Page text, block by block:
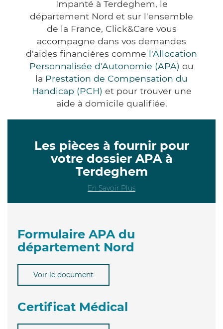
Impanté à Terdeghem, le
département Nord et sur l'ensemble
de la France, Click&Care vous
accompagne dans vos demandes
d'aides financières comme l'Allocation
Personnalisée d'Autonomie (APA) ou
la Prestation de Compensation du
Handicap (PCH) et pour trouver une
aide à domicile qualifiée.
Les pièces à fournir pour
votre dossier APA à
Terdeghem
En Savoir Plus
Formulaire APA du
département Nord
Voir le document
Certificat Médical